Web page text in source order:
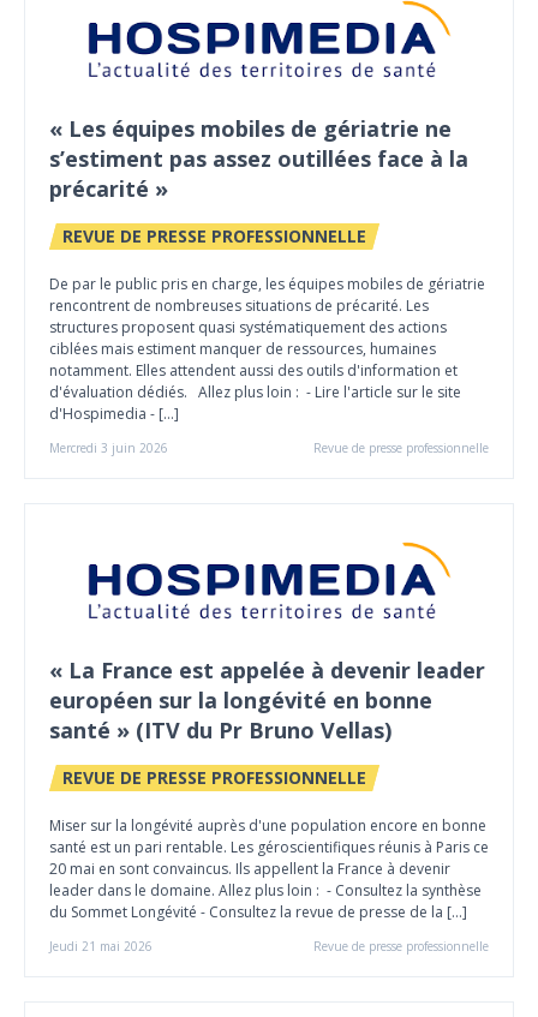
« Les équipes mobiles de gériatrie ne
s’estiment pas assez outillées face à la
précarité »
REVUE DE PRESSE PROFESSIONNELLE
De par le public pris en charge, les équipes mobiles de gériatrie
rencontrent de nombreuses situations de précarité. Les
structures proposent quasi systématiquement des actions
ciblées mais estiment manquer de ressources, humaines
notamment. Elles attendent aussi des outils d'information et
d'évaluation dédiés. Allez plus loin : - Lire l'article sur le site
d'Hospimedia - […]
Mercredi 3 juin 2026 Revue de presse professionnelle
« La France est appelée à devenir leader
européen sur la longévité en bonne
santé » (ITV du Pr Bruno Vellas)
REVUE DE PRESSE PROFESSIONNELLE
Miser sur la longévité auprès d'une population encore en bonne
santé est un pari rentable. Les géroscientifiques réunis à Paris ce
20 mai en sont convaincus. Ils appellent la France à devenir
leader dans le domaine. Allez plus loin : - Consultez la synthèse
du Sommet Longévité - Consultez la revue de presse de la […]
Jeudi 21 mai 2026 Revue de presse professionnelle